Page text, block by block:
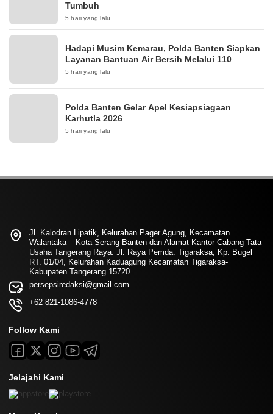
Tumbuh
5 hari yang lalu
Hadapi Musim Kemarau, Polda Banten Siapkan
Layanan Bantuan Air Bersih Melalui 110
5 hari yang lalu
Polda Banten Gelar Apel Kesiapsiagaan
Karhutla 2026
5 hari yang lalu
Jl. Kalodran Lipatik, Kelurahan Pager Agung, Kecamatan
Walantaka – Kota Serang-Banten dan Alamat Kantor Cabang Tata
Usaha Tangerang Raya: Jl. Raya Pemda. Tigaraksa, Kp. Bugel
RT. 01/04, Kelurahan Kaduagung Kecamatan Tigaraksa-
Kabupaten Tangerang 15720
persepsiredaksi@gmail.com
+62 821-1086-4778
Follow Kami
Jelajahi Kami